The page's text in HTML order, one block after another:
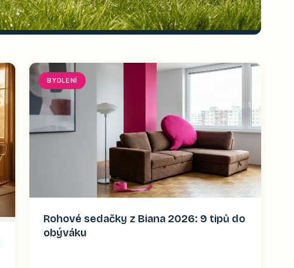
BYDLENÍ
Rohové sedačky z Biana 2026: 9 tipů do
obýváku